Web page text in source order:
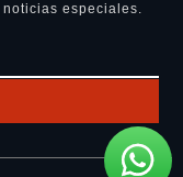
especiales.